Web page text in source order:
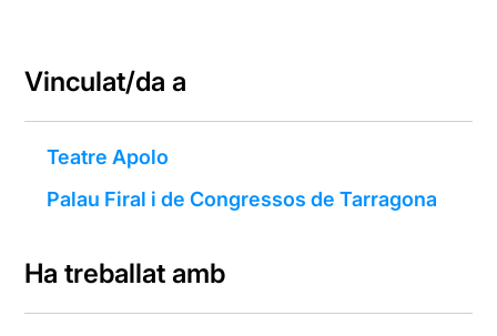
Vinculat/da a
Teatre Apolo
Palau Firal i de Congressos de Tarragona
Ha treballat amb